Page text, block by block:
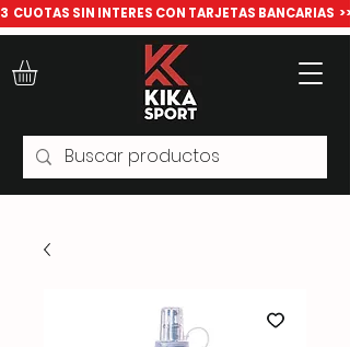
​3  CUOTAS SIN INTERES CON TARJETAS